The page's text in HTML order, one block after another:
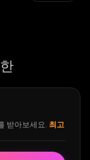
받아보세요. 최고